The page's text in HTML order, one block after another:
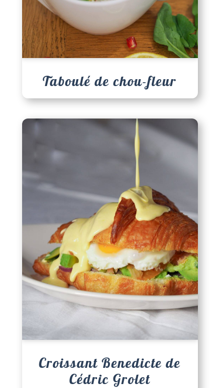
Taboulé de chou-fleur
Croissant Benedicte de
Cédric Grolet